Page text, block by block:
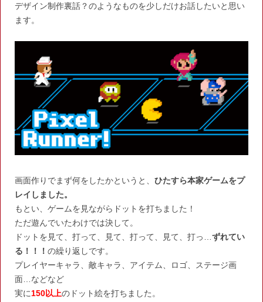
デザイン制作裏話？のようなものを少しだけお話したいと思い
ます。
画面作りでまず何をしたかというと、 ひたすら本家ゲームをプ
レイしました。
もとい、ゲームを見ながらドットを打ちました！
ただ遊んでいたわけでは決して。
ドットを見て、打って、見て、打って、見て、打っ… ずれてい
る！！！ の繰り返しです。
プレイヤーキャラ、敵キャラ、アイテム、ロゴ、ステージ画
面…などなど
実に150以上のドット絵を打ちました。